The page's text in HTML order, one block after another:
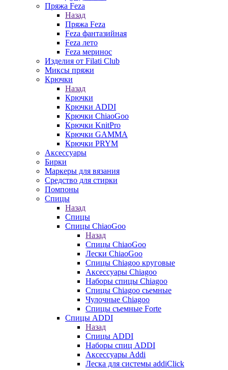
Пряжа Feza
Назад
Пряжа Feza
Feza фантазийная
Feza лето
Feza меринос
Изделия от Filati Club
Миксы пряжи
Крючки
Назад
Крючки
Крючки ADDI
Крючки ChiaoGoo
Крючки KnitPro
Крючки GAMMA
Крючки PRYM
Аксессуары
Бирки
Маркеры для вязания
Средство для стирки
Помпоны
Спицы
Назад
Спицы
Спицы ChiaoGoo
Назад
Спицы ChiaoGoo
Лески ChiaoGoo
Cпицы Сhiagoo круговые
Аксессуары Chiagoo
Наборы спицы Chiagoo
Спицы Chiagoo сьемные
Чулочные Chiagoo
Спицы съемные Forte
Спицы ADDI
Назад
Спицы ADDI
Наборы спиц ADDI
Аксессуары Addi
Леска для системы addiClick